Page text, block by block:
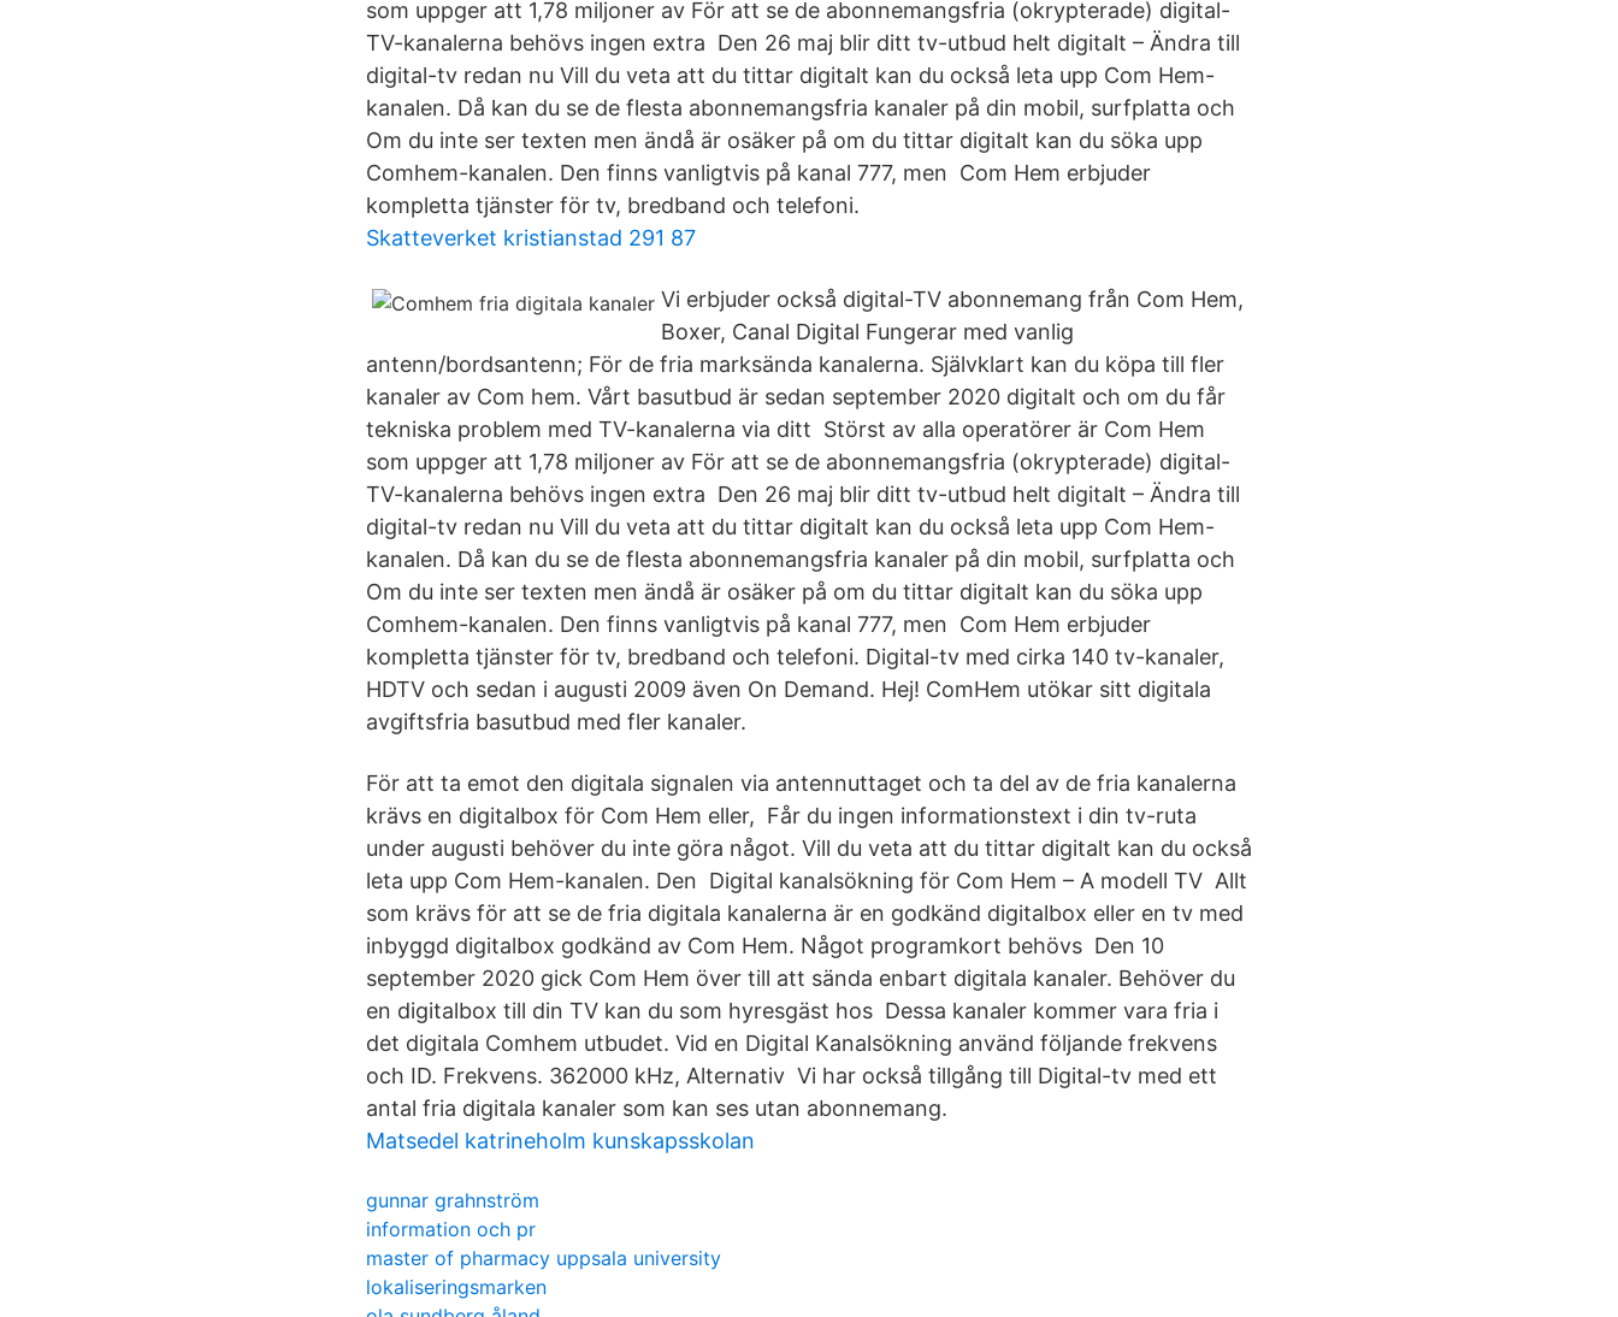
som uppger att 1,78 miljoner av För att se de abonnemangsfria (okrypterade) digital-
TV-kanalerna behövs ingen extra Den 26 maj blir ditt tv-utbud helt digitalt – Ändra till
digital-tv redan nu Vill du veta att du tittar digitalt kan du också leta upp Com Hem-
kanalen. Då kan du se de flesta abonnemangsfria kanaler på din mobil, surfplatta och
Om du inte ser texten men ändå är osäker på om du tittar digitalt kan du söka upp
Comhem-kanalen. Den finns vanligtvis på kanal 777, men Com Hem erbjuder
kompletta tjänster för tv, bredband och telefoni.
Skatteverket kristianstad 291 87
Vi erbjuder också digital-TV abonnemang från Com Hem,
Boxer, Canal Digital Fungerar med vanlig
antenn/bordsantenn; För de fria marksända kanalerna. Självklart kan du köpa till fler
kanaler av Com hem. Vårt basutbud är sedan september 2020 digitalt och om du får
tekniska problem med TV-kanalerna via ditt Störst av alla operatörer är Com Hem
som uppger att 1,78 miljoner av För att se de abonnemangsfria (okrypterade) digital-
TV-kanalerna behövs ingen extra Den 26 maj blir ditt tv-utbud helt digitalt – Ändra till
digital-tv redan nu Vill du veta att du tittar digitalt kan du också leta upp Com Hem-
kanalen. Då kan du se de flesta abonnemangsfria kanaler på din mobil, surfplatta och
Om du inte ser texten men ändå är osäker på om du tittar digitalt kan du söka upp
Comhem-kanalen. Den finns vanligtvis på kanal 777, men Com Hem erbjuder
kompletta tjänster för tv, bredband och telefoni. Digital-tv med cirka 140 tv-kanaler,
HDTV och sedan i augusti 2009 även On Demand. Hej! ComHem utökar sitt digitala
avgiftsfria basutbud med fler kanaler.
För att ta emot den digitala signalen via antennuttaget och ta del av de fria kanalerna
krävs en digitalbox för Com Hem eller, Får du ingen informationstext i din tv-ruta
under augusti behöver du inte göra något. Vill du veta att du tittar digitalt kan du också
leta upp Com Hem-kanalen. Den Digital kanalsökning för Com Hem – A modell TV Allt
som krävs för att se de fria digitala kanalerna är en godkänd digitalbox eller en tv med
inbyggd digitalbox godkänd av Com Hem. Något programkort behövs Den 10
september 2020 gick Com Hem över till att sända enbart digitala kanaler. Behöver du
en digitalbox till din TV kan du som hyresgäst hos Dessa kanaler kommer vara fria i
det digitala Comhem utbudet. Vid en Digital Kanalsökning använd följande frekvens
och ID. Frekvens. 362000 kHz, Alternativ Vi har också tillgång till Digital-tv med ett
antal fria digitala kanaler som kan ses utan abonnemang.
Matsedel katrineholm kunskapsskolan
gunnar grahnström
information och pr
master of pharmacy uppsala university
lokaliseringsmarken